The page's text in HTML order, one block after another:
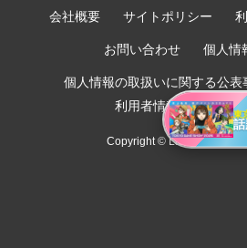
会社概要 サイトポリシー
お問い合わせ 個人情
個人情報の取扱いに関する公表
利用者情報の外部送信
Copyright © Lawson
東